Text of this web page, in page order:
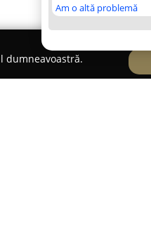
Am o altă problemă
dumneavoastră.